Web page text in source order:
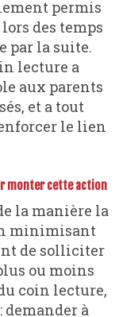
permis
des temps
par la suite.
lecture a
aux parents
et a tout
le lien
monter cette action
minimisant
de solliciter
ou moins
coin lecture,
demander à